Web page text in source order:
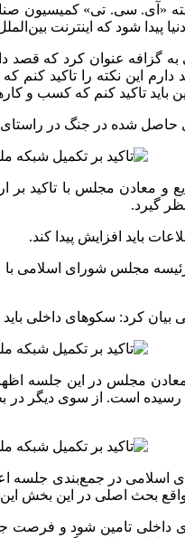
«آی. سی. تی» کمیسیون
پیدا شود که اینترنت
گزافه عنوان کرد که قصد
قصد دارم این نکته را
تاکید کنم که کسب و کارها
حاصل شده در جنگ در
و معادن مجلس با تاکید بر
گیرد.
باید افزایش پیدا کند.
مجلس شورای اسلامی با
بیان کرد: سکوهای داخلی
مجلس در این جلسه
است. از سوی دیگر در
در جمع‌بندی جلسه
بحث اصلی در این بخش
داخلی تامین شود و